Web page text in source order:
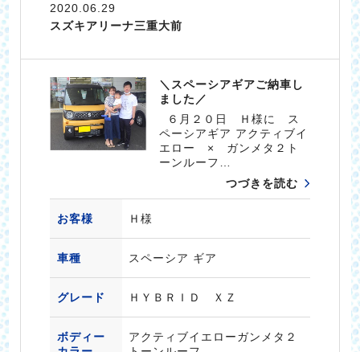
2020.06.29
スズキアリーナ三重大前
＼スペーシアギアご納車し
ました／
６月２０日 Ｈ様に ス
ペーシアギア アクティブイ
エロー × ガンメタ２ト
ーンルーフ…
つづきを読む
お客様 Ｈ様
車種 スペーシア ギア
グレード ＨＹＢＲＩＤ ＸＺ
ボディー
アクティブイエローガンメタ２